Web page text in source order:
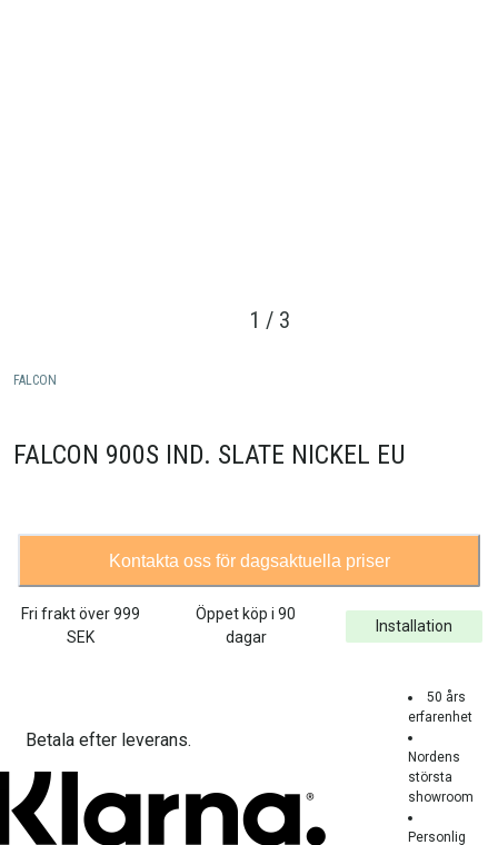
1 / 3
FALCON
FALCON 900S IND. SLATE NICKEL EU
Kontakta oss för dagsaktuella priser
Fri frakt över999
SEK
Öppet köp i 90
dagar
Installation
Betala efter leverans.
50 års
erfarenhet
Nordens
största
showroom
Personlig